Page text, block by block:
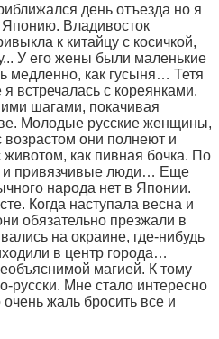
день отъезда но я
Японию. Владивосток
к китайцу с косичкой,
У его жены были маленькие
медленно, как гусыня… Тетя
встречалась с кореянками.
шагами, покачивая
Молодые русские женщины,
они полнеют и
как пивная бочка. По
и привязчивые люди… Еще
народа нет в Японии.
Когда наступала весна и
обязательно презжали в
на окраине, где-нибудь
в центр города…
магией. К тому
русски. Мне стало интересно
жаль бросить все и